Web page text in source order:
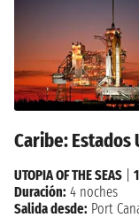
Caribe: Estados
UTOPIA OF THE SEAS
Duración: 4 noches
Salida desde: Port